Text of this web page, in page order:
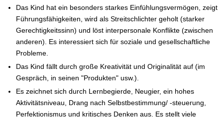
Das Kind hat ein besonders starkes Einfühlungsvermögen, zeigt
Führungsfähigkeiten, wird als Streitschlichter geholt (starker
Gerechtigkeitssinn) und löst interpersonale Konflikte (zwischen
anderen). Es interessiert sich für soziale und gesellschaftliche
Probleme.
Das Kind fällt durch große Kreativität und Originalität auf (im
Gespräch, in seinen "Produkten" usw.).
Es zeichnet sich durch Lernbegierde, Neugier, ein hohes
Aktivitätsniveau, Drang nach Selbstbestimmung/ -steuerung,
Perfektionismus und kritisches Denken aus. Es stellt viele